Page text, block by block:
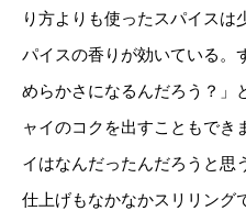
り方よりも使ったスパイスは
パイスの香りが効いている。
めらかさになるんだろう？」
ャイのコクを出すこともでき
イはなんだったんだろうと思
仕上げもなかなかスリリング